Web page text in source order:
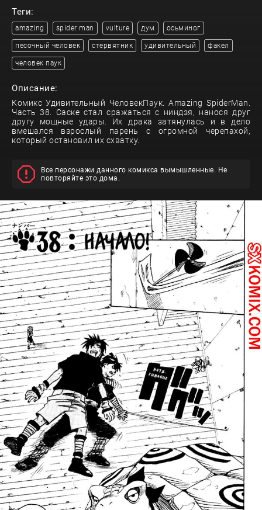
Теги:
amazing spider man vulture дум осьминог
песочный человек стервятник удивительный факел
человек паук
Описание:
Комикс Удивительный ЧеловекПаук. Amazing SpiderMan.
Часть 38. Саске стал сражаться с ниндзя, нанося друг
другу мощные удары. Их драка затянулась и в дело
вмешался взрослый парень с огромной черепахой,
который остановил их схватку.
Все персонажи данного комикса вымышленные. Не
повторяйте это дома.